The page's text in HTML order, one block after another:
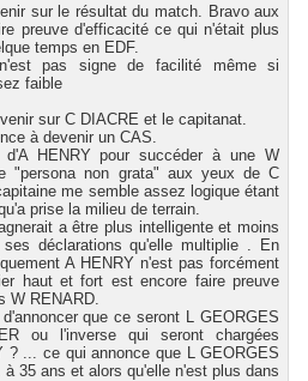
sur le résultat du match. Bravo aux
preuve d'efficacité ce qui n'était plus
temps en EDF.
pas signe de facilité même si
faible
sur C DIACRE et le capitanat.
à devenir un CAS.
HENRY pour succéder à une W
"persona non grata" aux yeux de C
me semble assez logique étant
prise la milieu de terrain.
a être plus intelligente et moins
ses déclarations qu'elle multiplie . En
A HENRY n'est pas forcément
haut et fort est encore faire preuve
W RENARD.
que ce seront L GEORGES
ou l'inverse qui seront chargées
? ... ce qui annonce que L GEORGES
35 ans et alors qu'elle n'est plus dans